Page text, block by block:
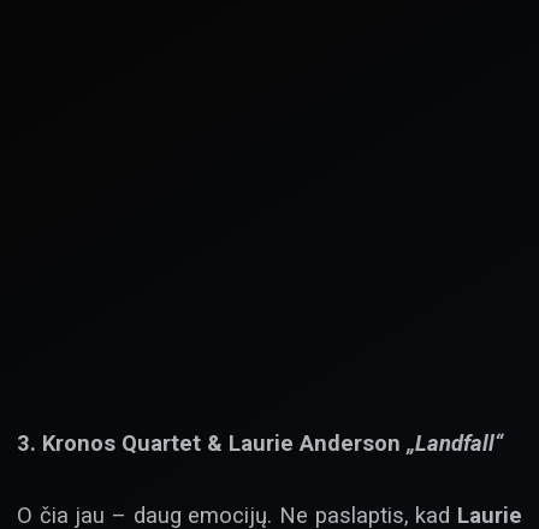
3. Kronos Quartet & Laurie Anderson „Landfall“
O čia jau – daug emocijų. Ne paslaptis, kad Laurie